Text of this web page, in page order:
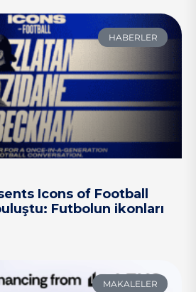
HABERLER
Icons of Football
Futbolun ikonları
MAKALELER